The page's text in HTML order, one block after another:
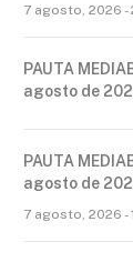
7 agosto, 2026 -
PAUTA
agosto de
PAUTA
agosto de
7 agosto, 2026 -